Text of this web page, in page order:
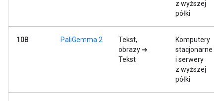
z wyższej
półki
10B PaliGemma 2
Tekst,
obrazy ➔
Tekst
Komputery
stacjonarne
i serwery
z wyższej
półki